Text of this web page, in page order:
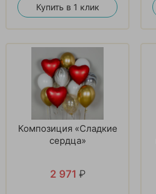
Купить в 1 клик
Композиция «Сладкие
сердца»
2 971 ₽